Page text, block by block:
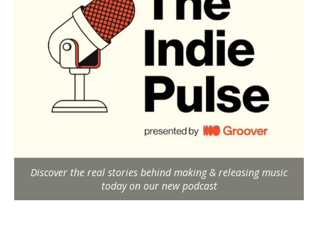
Discover the real stories behind making & releasing music
today on our new podcast